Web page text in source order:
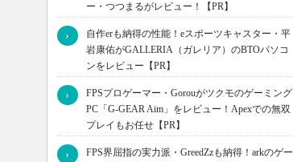
ー・つつまるがレビュー！【PR】
›
自作erも納得の性能！eスポーツキャスター・平
岩康佑がGALLERIA（ガレリア）のBTOパソコ
ンをレビュー【PR】
›
FPSプロゲーマー・Gorouがツクモのゲーミング
PC「G-GEAR Aim」をレビュー！Apexでの無双
プレイもお任せ【PR】
›
FPS界屈指の実力派・GreedZzも納得！arkのゲー